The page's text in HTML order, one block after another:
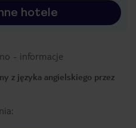
hotele
- informacje
z języka angielskiego przez